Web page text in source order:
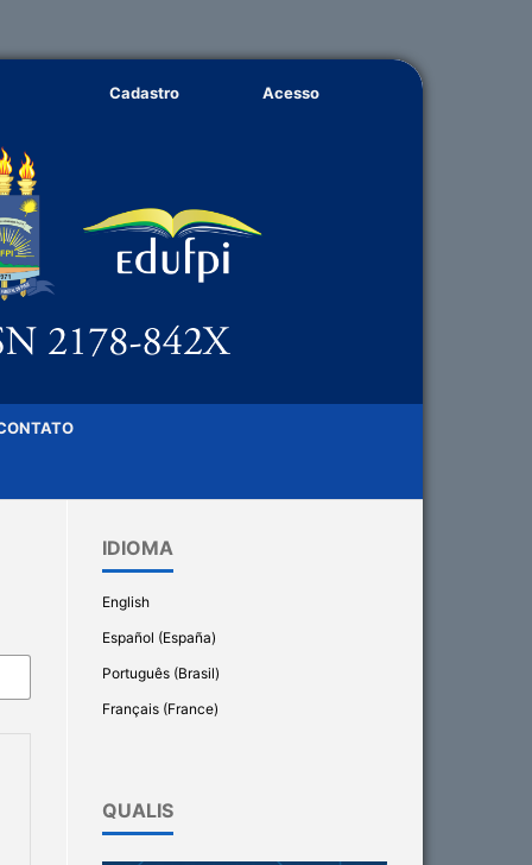
Cadastro Acesso
IDIOMA
English
Español (España)
Português (Brasil)
Français (France)
QUALIS